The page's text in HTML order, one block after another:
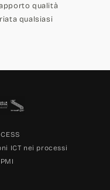
qualità
qualsiasi
ICT nei processi